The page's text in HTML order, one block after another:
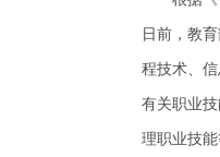
日前，教
程技术、
有关职业
理职业技